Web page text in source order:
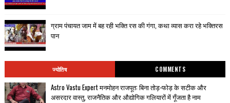
ग्राम पंचायत जाम में बह रही भक्ति रस की गंगा, कथा व्यास करा रहे भक्तिरस
पान
ज्योतिष COMMENTS
Astro Vastu Expert मनमोहन राजपूत: बिना तोड़-फोड़ के सटीक और
असरदार वास्तु, राजनैतिक और औद्योगिक गलियारों में गूँजता है नाम